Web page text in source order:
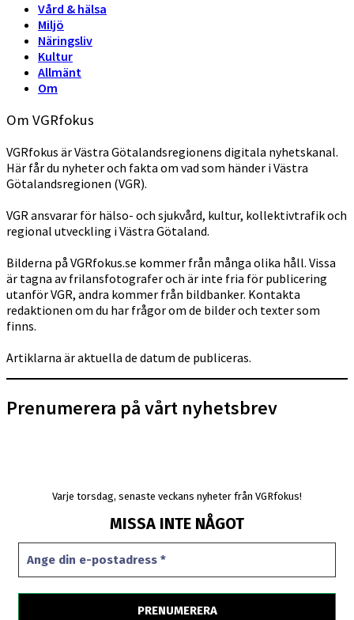
Vård & hälsa
Miljö
Näringsliv
Kultur
Allmänt
Om
Om VGRfokus
VGRfokus är Västra Götalandsregionens digitala nyhetskanal.
Här får du nyheter och fakta om vad som händer i Västra
Götalandsregionen (VGR).
VGR ansvarar för hälso- och sjukvård, kultur, kollektivtrafik och
regional utveckling i Västra Götaland.
Bilderna på VGRfokus.se kommer från många olika håll. Vissa
är tagna av frilansfotografer och är inte fria för publicering
utanför VGR, andra kommer från bildbanker. Kontakta
redaktionen om du har frågor om de bilder och texter som
finns.
Artiklarna är aktuella de datum de publiceras.
Prenumerera på vårt nyhetsbrev
Varje torsdag, senaste veckans nyheter från VGRfokus!
MISSA INTE NÅGOT